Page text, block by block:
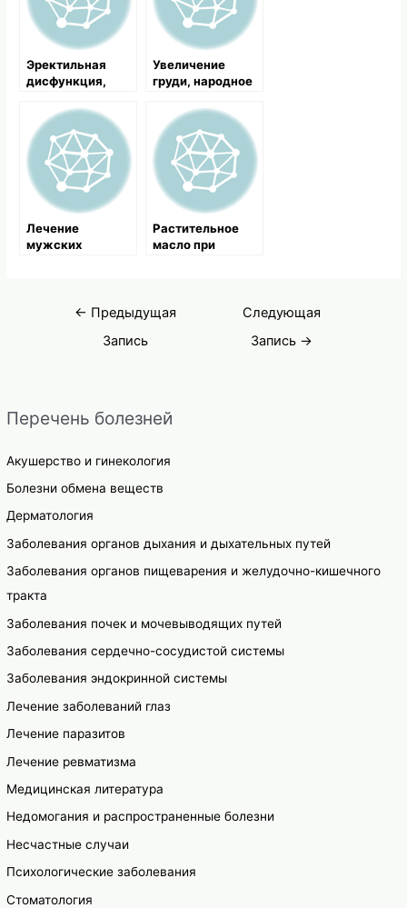
Перечень болезней
Акушерство и гинекология
Болезни обмена веществ
Дерматология
Заболевания органов дыхания и дыхательных путей
Заболевания органов пищеварения и желудочно-кишечного
тракта
Заболевания почек и мочевыводящих путей
Заболевания сердечно-сосудистой системы
Заболевания эндокринной системы
Лечение заболеваний глаз
Лечение паразитов
Лечение ревматизма
Медицинская литература
Недомогания и распространенные болезни
Несчастные случаи
Психологические заболевания
Стоматология
Эректильная
дисфункция,
народной
медицины
Увеличение
груди, народное
гинекомастии
Лечение
мужских
Растительное
масло при
Навигация
← Предыдущая
Запись
Следующая
Запись →